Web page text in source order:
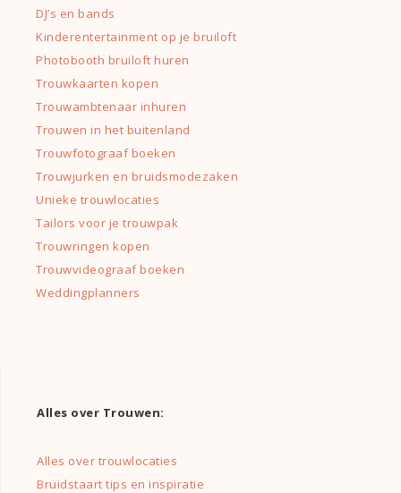
DJ’s en bands
Kinderentertainment op je bruiloft
Photobooth bruiloft huren
Trouwkaarten kopen
Trouwambtenaar inhuren
Trouwen in het buitenland
Trouwfotograaf boeken
Trouwjurken en bruidsmodezaken
Unieke trouwlocaties
Tailors voor je trouwpak
Trouwringen kopen
Trouwvideograaf boeken
Weddingplanners
Alles over Trouwen:
Alles over trouwlocaties
Bruidstaart tips en inspiratie